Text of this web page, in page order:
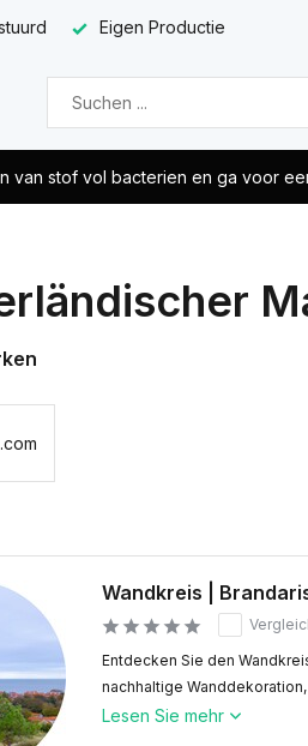
Eigen Productie
van stof vol bacterien en ga voor
Wandkreis |
Entdecken Sie den
nachhaltige
Lesen Sie mehr